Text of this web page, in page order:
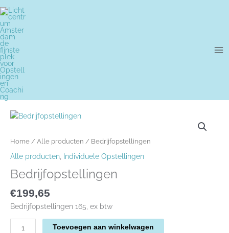
naar
de
inhoud
Home / Alle producten / Bedrijfopstellingen
Alle producten Individuele Opstellingen
Bedrijfopstellingen
€199,65
Bedrijfopstellingen 165, ex btw
Bedrijfopstellingen
Toevoegen aan winkelwagen